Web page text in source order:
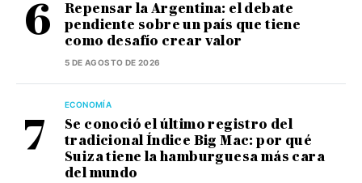
Repensar la Argentina: el debate
pendiente sobre un país que tiene
como desafío crear valor
5 DE AGOSTO DE 2026
ECONOMÍA
Se conoció el último registro del
tradicional Índice Big Mac: por qué
Suiza tiene la hamburguesa más cara
del mundo